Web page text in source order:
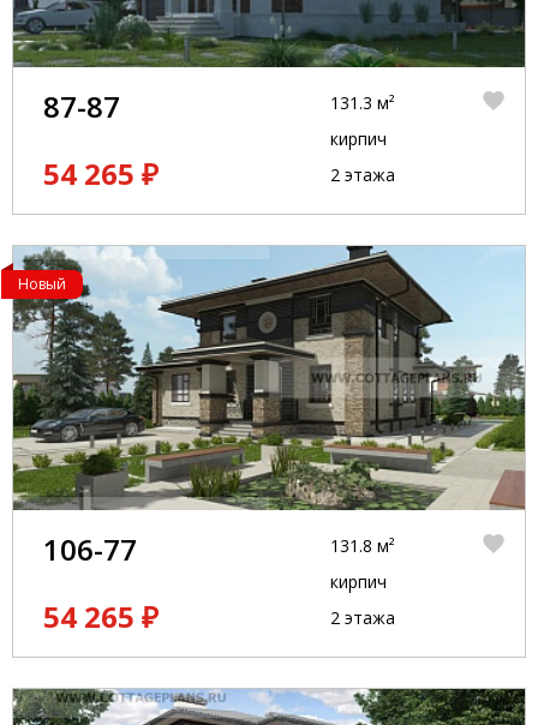
87-87
54 265 ₽
131.3 м²
кирпич
2 этажа
Новый
106-77
54 265 ₽
131.8 м²
кирпич
2 этажа